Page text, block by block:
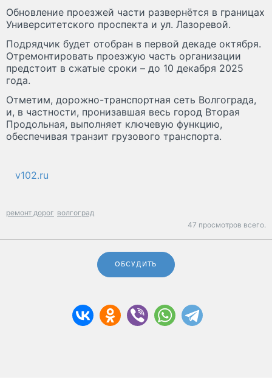
Обновление проезжей части развернётся в границах
Университетского проспекта и ул. Лазоревой.
Подрядчик будет отобран в первой декаде октября.
Отремонтировать проезжую часть организации
предстоит в сжатые сроки – до 10 декабря 2025
года.
Отметим, дорожно-транспортная сеть Волгограда,
и, в частности, пронизавшая весь город Вторая
Продольная, выполняет ключевую функцию,
обеспечивая транзит грузового транспорта.
v102.ru
ремонт дорог волгоград
47 просмотров всего.
ОБСУДИТЬ